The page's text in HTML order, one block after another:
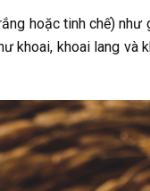
hoặc tinh chế)
khoai, khoai lang và